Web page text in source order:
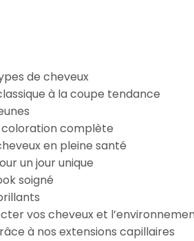
de cheveux
à la coupe tendance
coloration complète
en pleine santé
un jour unique
soigné
vos cheveux et
à nos extensions capillaires